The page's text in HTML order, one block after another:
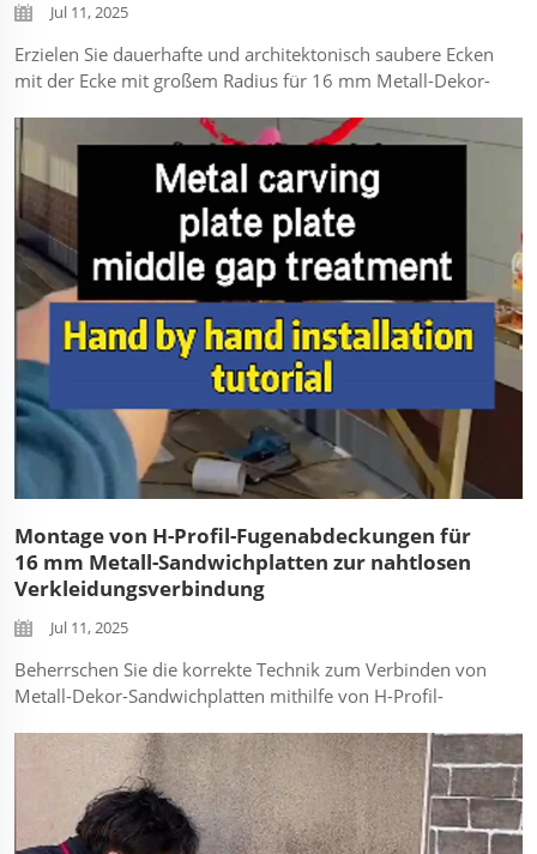
Jul 11, 2025
Erzielen Sie dauerhafte und architektonisch saubere Ecken
mit der Ecke mit großem Radius für 16 mm Metall-Dekor-
richtigen Installationsmethoden, um Gebäudenecken vor
Aufprallschäden zu schützen und gleichzeitig eine
wetterfeste Verbindung...
Montage von H-Profil-Fugenabdeckungen für
16 mm Metall-Sandwichplatten zur nahtlosen
Verkleidungsverbindung
Jul 11, 2025
Beherrschen Sie die korrekte Technik zum Verbinden von
Metall-Dekor-Sandwichplatten mithilfe von H-Profil-
richtige Installation von vertikalen Fugenverbindern für 16
mm PU-Kern-Metallverkleidungen, um eine wasserdichte
und visuell...